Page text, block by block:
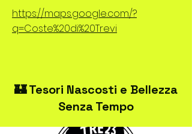
https://maps.google.com/?
q=Coste%20di%20Trevi
🏰 Tesori Nascosti e Bellezza
Senza Tempo